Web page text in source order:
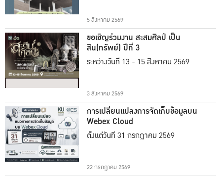
5 สิงหาคม 2569
ขอเชิญร่วมงาน สะสมศิลป์ เป็น
สิน(ทรัพย์) ปีที่ 3
ระหว่างวันที่ 13 - 15 สิงหาคม 2569
3 สิงหาคม 2569
การเปลี่ยนแปลงการจัดเก็บข้อมูลบน
Webex Cloud
ตั้งแต่วันที่ 31 กรกฎาคม 2569
22 กรกฎาคม 2569